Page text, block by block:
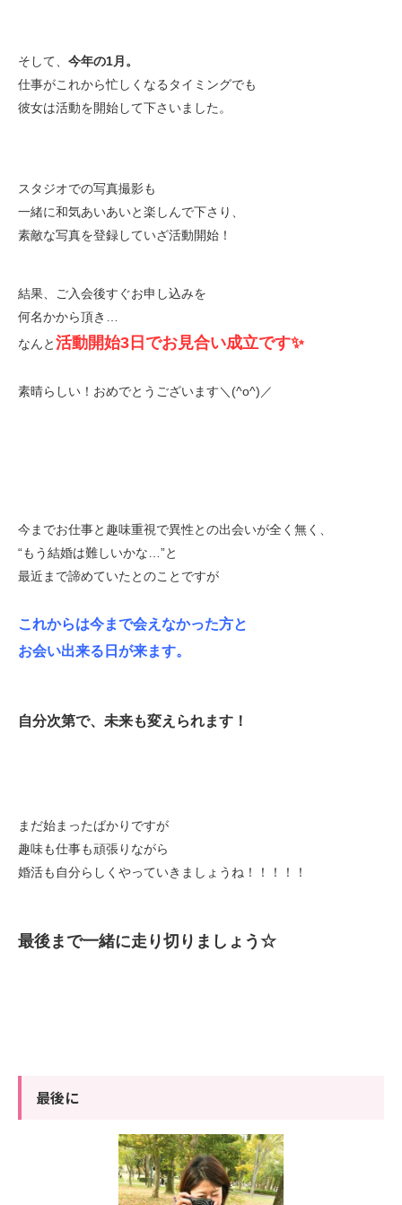
そして、 今年の1月。
仕事がこれから忙しくなるタイミングでも
彼女は活動を開始して下さいました。
スタジオでの写真撮影も
一緒に和気あいあいと楽しんで下さり、
素敵な写真を登録していざ活動開始！
結果、ご入会後すぐお申し込みを
何名かから頂き…
なんと活動開始3日でお見合い成立です✨
素晴らしい！おめでとうございます＼(^o^)／
今までお仕事と趣味重視で異性との出会いが全く無く、
“もう結婚は難しいかな…”と
最近まで諦めていたとのことですが
これからは今まで会えなかった方と
お会い出来る日が来ます。
自分次第で、未来も変えられます！
まだ始まったばかりですが
趣味も仕事も頑張りながら
婚活も自分らしくやっていきましょうね！！！！！
最後まで一緒に走り切りましょう☆
最後に